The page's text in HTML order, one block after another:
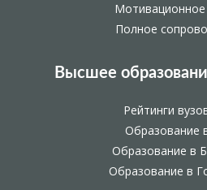
Полное
Высшее
Рейтинги
Образование
Образование в
Образование в